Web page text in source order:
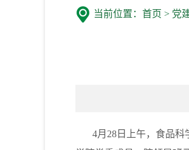
当前位置： 首页 > 党
4月28日上午，食品科学